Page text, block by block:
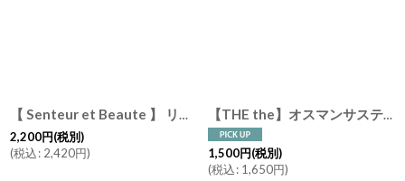
【 Senteur et Beaute 】 リキッドソープ 250ml 液体ソープ ボディソープ フランス製 サンタール・エ・ボーテ
2,200円(税別)
(税込: 2,420円)
【THE the】オスマンサスティー ハンドクリーム 30ml キンモクセイ 香水 フレグランス THE the フランス製 サンタール・エ・ボーテ Senteur et Beaute 金木犀 きんもくせい
1,500円(税別)
(税込: 1,650円)